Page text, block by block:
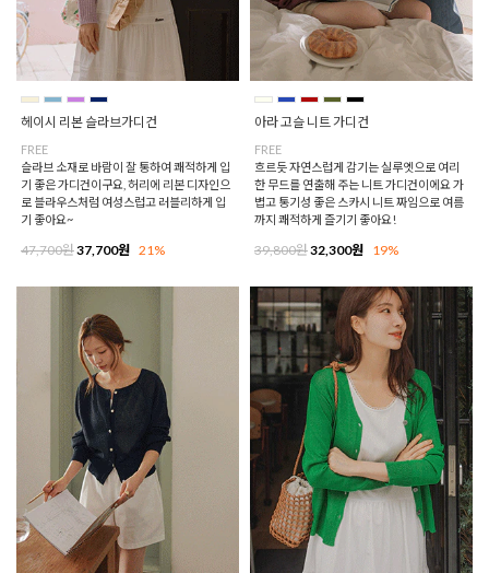
헤이시 리본 슬라브가디건
FREE
슬라브 소재로 바람이 잘 통하여 쾌적하게 입
기 좋은 가디건이구요, 허리에 리본 디자인으
로 블라우스처럼 여성스럽고 러블리하게 입
기 좋아요~
47,700원37,700원 21%
아라 고슬 니트 가디건
FREE
흐르듯 자연스럽게 감기는 실루엣으로 여리
한 무드를 연출해 주는 니트 가디건이에요 가
볍고 통기성 좋은 스카시 니트 짜임으로 여름
까지 쾌적하게 즐기기 좋아요!
39,800원32,300원 19%